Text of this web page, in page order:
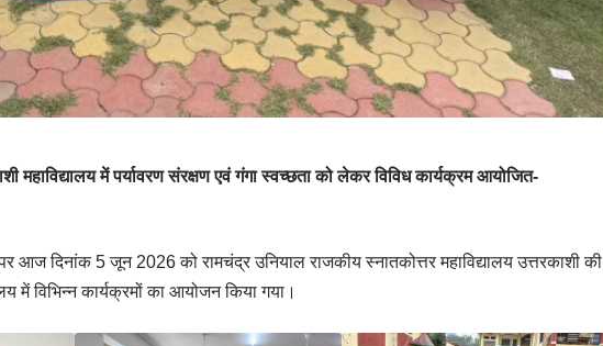
महाविद्यालय में पर्यावरण संरक्षण एवं गंगा स्वच्छता को लेकर विविध कार्यक्रम आयोजित-
आज दिनांक 5 जून 2026 को रामचंद्र उनियाल राजकीय स्नातकोत्तर महाविद्यालय उत्तरकाशी की
में विभिन्न कार्यक्रमों का आयोजन किया गया।